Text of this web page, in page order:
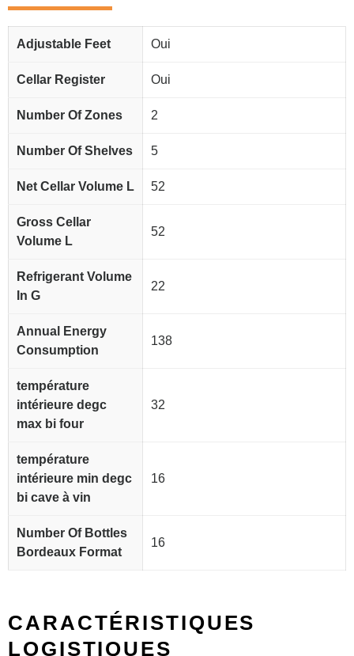
Adjustable Feet Oui
Cellar Register Oui
Number Of Zones 2
Number Of Shelves 5
Net Cellar Volume L 52
Gross Cellar
Volume L
52
Refrigerant Volume
In G
22
Annual Energy
Consumption
138
température
intérieure degc
max bi four
32
température
intérieure min degc
bi cave à vin
16
Number Of Bottles
Bordeaux Format
16
CARACTÉRISTIQUES
LOGISTIQUES